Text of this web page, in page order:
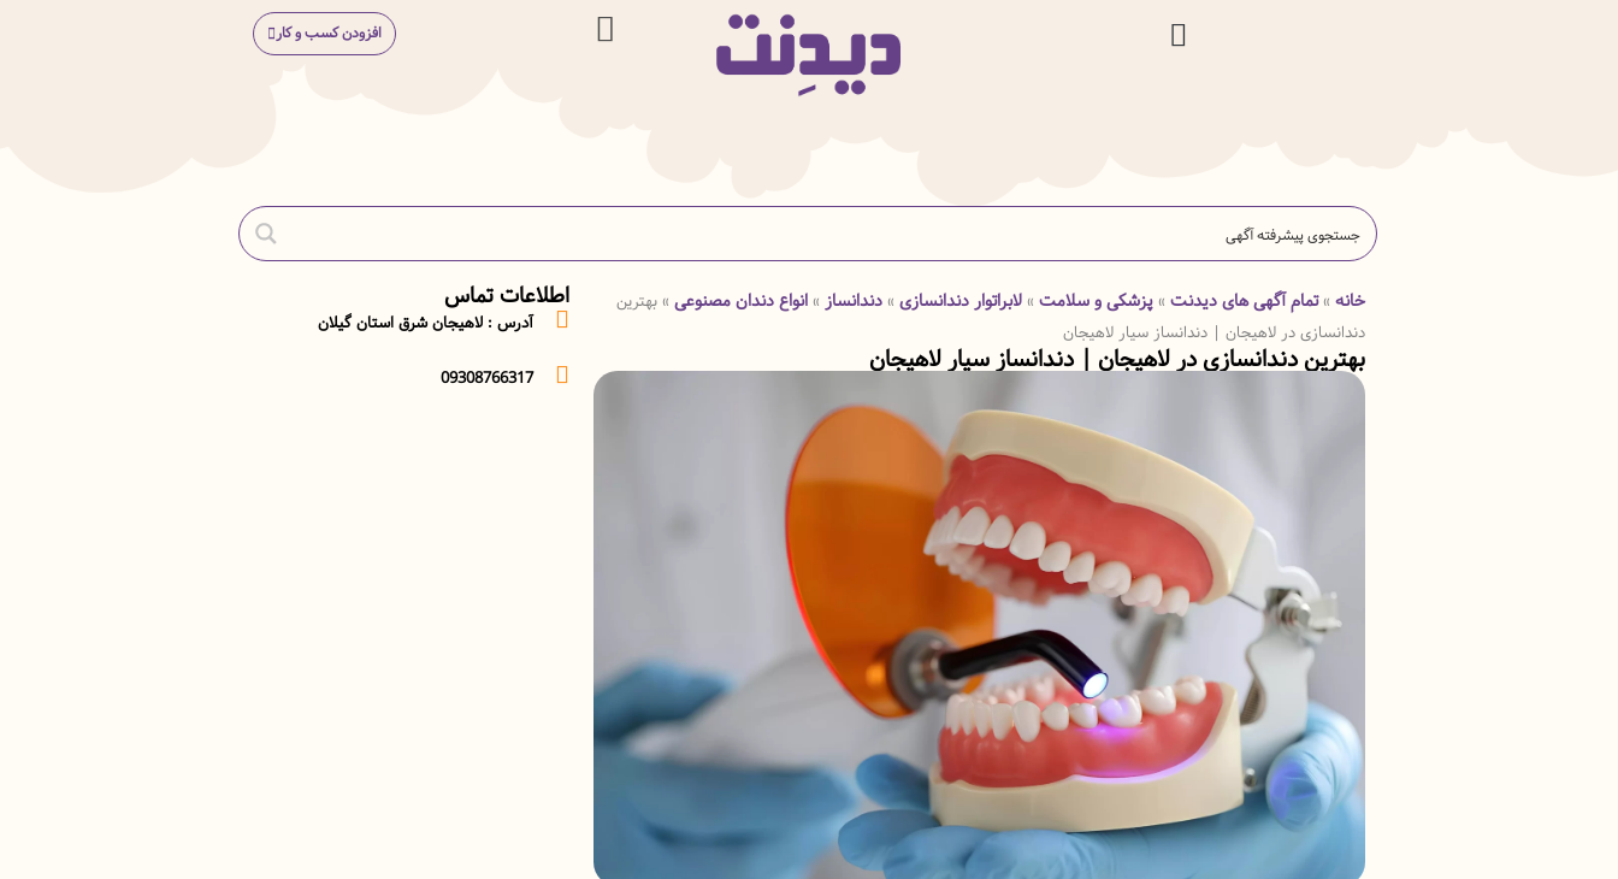
افزودن کسب و کار
خانه » تمام آگهی های دیدنت » پزشکی و سلامت » لابراتوار دندانسازی » دندانساز » انواع دندان مصنوعی » بهترین
دندانسازی در لاهیجان | دندانساز سیار لاهیجان
بهترین دندانسازی در لاهیجان | دندانساز سیار لاهیجان
اطلاعات تماس
آدرس : لاهیجان شرق استان گیلان
09308766317